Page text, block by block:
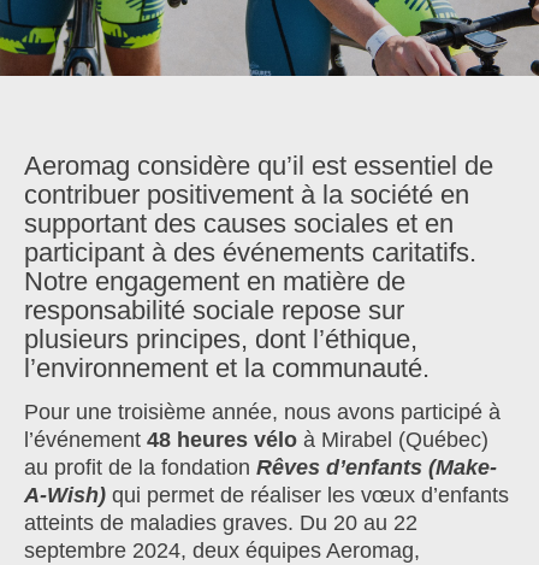
Aeromag considère qu’il est essentiel de
contribuer positivement à la société en
supportant des causes sociales et en
participant à des événements caritatifs.
Notre engagement en matière de
responsabilité sociale repose sur
plusieurs principes, dont l’éthique,
l’environnement et la communauté.
Pour une troisième année, nous avons participé à
l’événement 48 heures vélo à Mirabel (Québec)
au profit de la fondation Rêves d’enfants (Make-
A-Wish) qui permet de réaliser les vœux d’enfants
atteints de maladies graves. Du 20 au 22
septembre 2024, deux équipes Aeromag,